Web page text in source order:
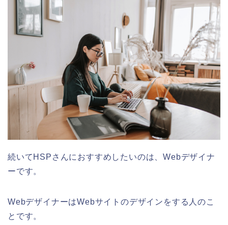
続いてHSPさんにおすすめしたいのは、Webデザイナ
ーです。
WebデザイナーはWebサイトのデザインをする人のこ
とです。